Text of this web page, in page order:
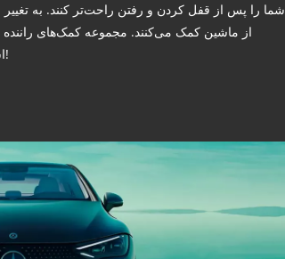
شما را پس از قفل کردن و رفتن راحت‌تر کنند. به
از ماشین کمک می‌کنند. مجموعه کمک‌های راننده
استاندارد است!